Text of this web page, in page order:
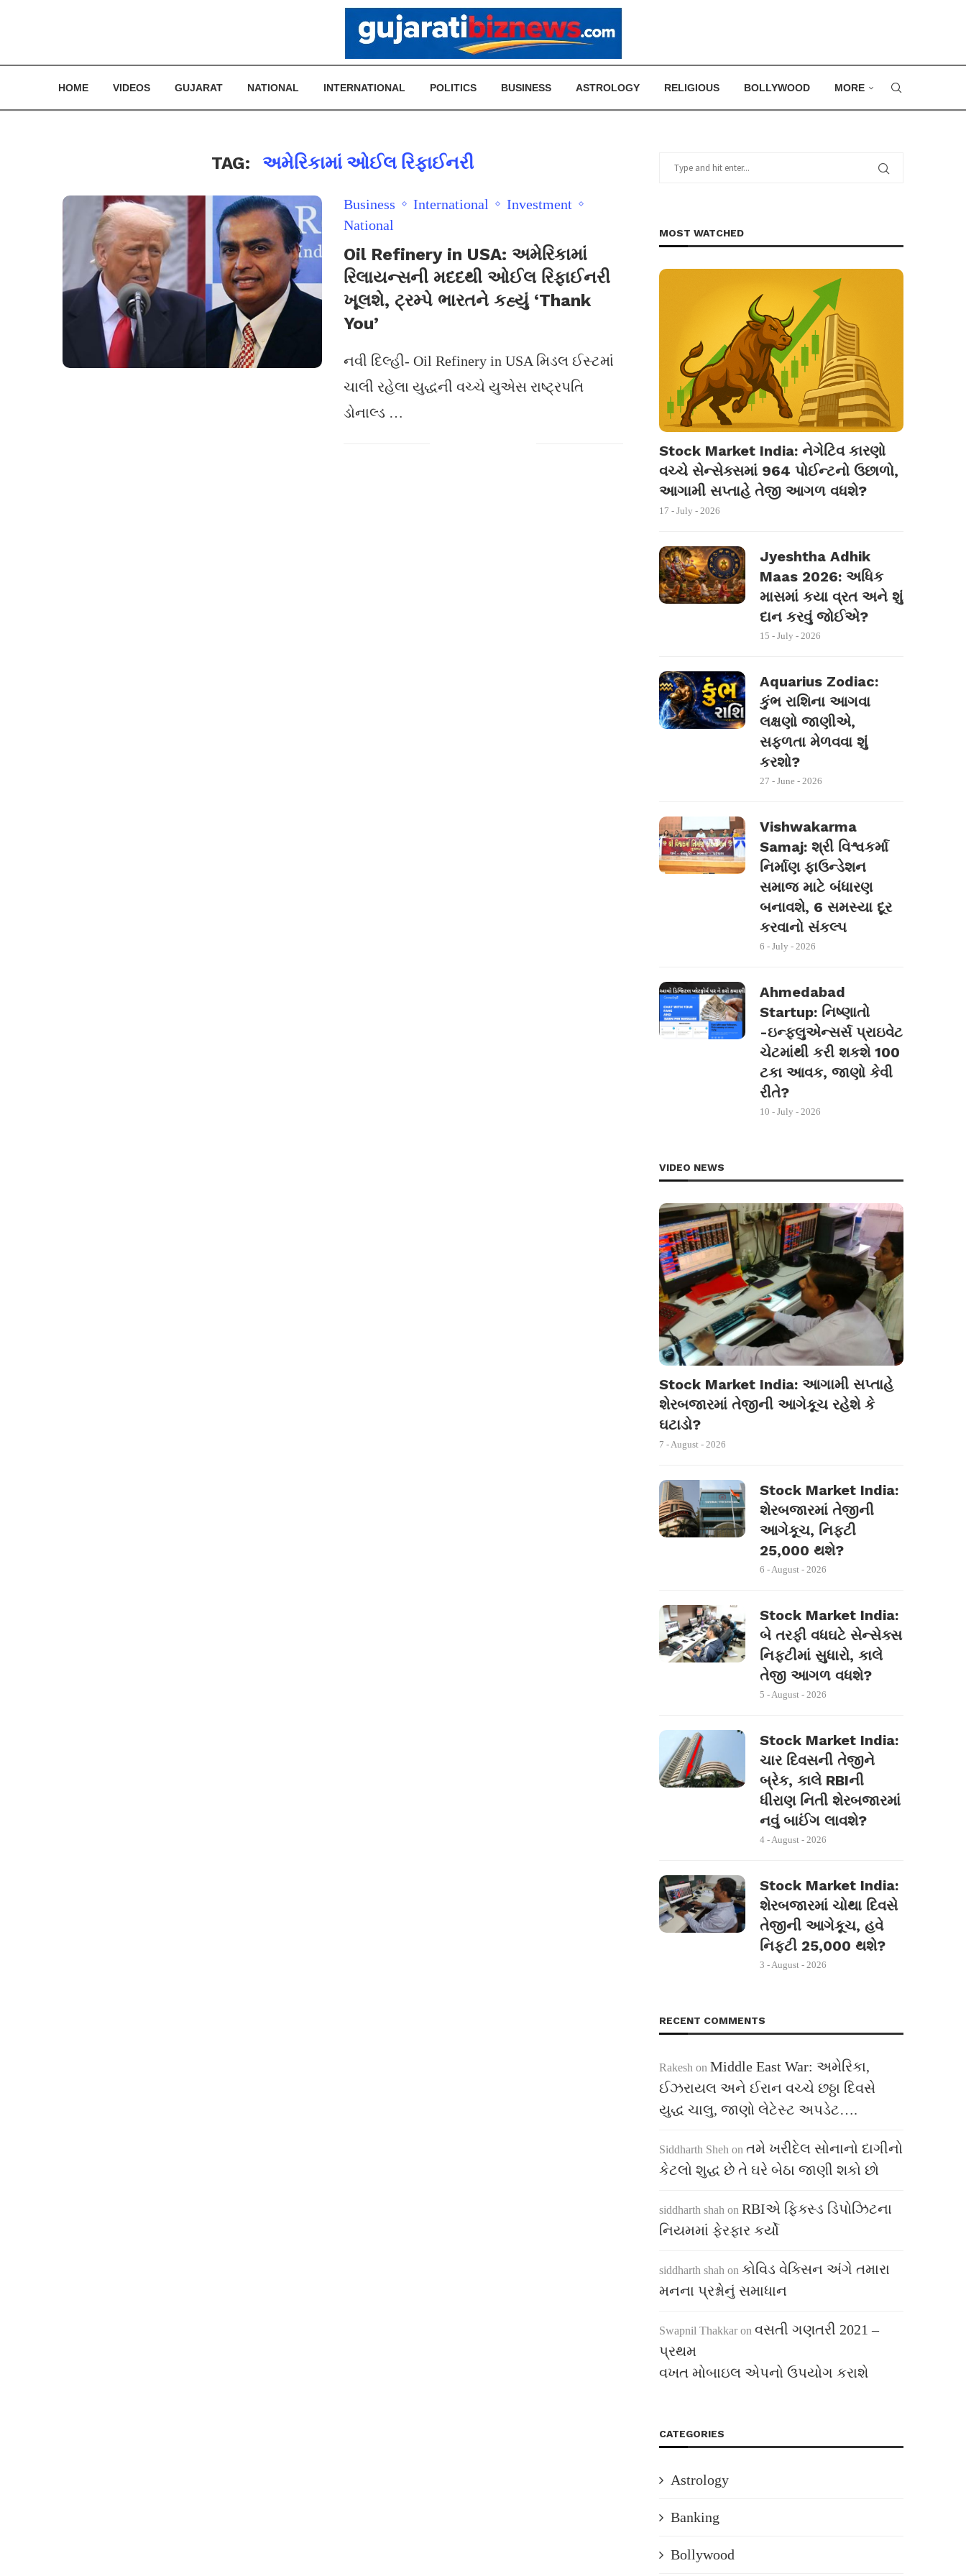
HOME VIDEOS GUJARAT NATIONAL INTERNATIONAL POLITICS BUSINESS ASTROLOGY RELIGIOUS BOLLYWOOD MORE
TAG: અમેરિકામાં ઓઈલ રિફાઈનરી
Business International
Investment
National
Oil Refinery in USA: અમેરિકામાં
રિલાયન્સની મદદથી ઓઈલ રિફાઈનરી
ખૂલશે, ટ્રમ્પે ભારતને કહ્યું ‘Thank
You’
નવી દિલ્હી- Oil Refinery in USA મિડલ ઈસ્ટમાં
ચાલી રહેલા યુદ્ધની વચ્ચે યુએસ રાષ્ટ્રપતિ
ડોનાલ્ડ …
MOST WATCHED
Stock Market India: નેગેટિવ કારણો
વચ્ચે સેન્સેક્સમાં 964 પોઈન્ટનો ઉછાળો,
આગામી સપ્તાહે તેજી આગળ વધશે?
17 - July - 2026
Jyeshtha Adhik
Maas 2026: અધિક
માસમાં કયા વ્રત અને શું
દાન કરવું જોઈએ?
15 - July - 2026
Aquarius Zodiac:
કુંભ રાશિના આગવા
લક્ષણો જાણીએ,
સફળતા મેળવવા શું
કરશો?
27 - June - 2026
Vishwakarma
Samaj: શ્રી વિશ્વકર્મા
નિર્માણ ફાઉન્ડેશન
સમાજ માટે બંધારણ
બનાવશે, 6 સમસ્યા દૂર
કરવાનો સંકલ્પ
6 - July - 2026
Ahmedabad
Startup: નિષ્ણાતો
-ઇન્ફ્લુએન્સર્સ પ્રાઇવેટ
ચેટમાંથી કરી શકશે 100
ટકા આવક, જાણો કેવી
રીતે?
10 - July - 2026
VIDEO NEWS
Stock Market India: આગામી સપ્તાહે
શેરબજારમાં તેજીની આગેકૂચ રહેશે કે
ઘટાડો?
7 - August - 2026
Stock Market India:
શેરબજારમાં તેજીની
આગેકૂચ, નિફ્ટી
25,000 થશે?
6 - August - 2026
Stock Market India:
બે તરફી વધઘટે સેન્સેક્સ
નિફ્ટીમાં સુધારો, કાલે
તેજી આગળ વધશે?
5 - August - 2026
Stock Market India:
ચાર દિવસની તેજીને
બ્રેક, કાલે RBIની
ધીરાણ નિતી શેરબજારમાં
નવું બાઈંગ લાવશે?
4 - August - 2026
Stock Market India:
શેરબજારમાં ચોથા દિવસે
તેજીની આગેકૂચ, હવે
નિફ્ટી 25,000 થશે?
3 - August - 2026
RECENT COMMENTS
Rakesh on Middle East War: અમેરિકા,
ઈઝરાયલ અને ઈરાન વચ્ચે છઠ્ઠા દિવસે
યુદ્ધ ચાલુ, જાણો લેટેસ્ટ અપડેટ….
Siddharth Sheh on તમે ખરીદેલ સોનાનો દાગીનો
કેટલો શુદ્ધ છે તે ઘરે બેઠા જાણી શકો છો
siddharth shah on RBIએ ફિક્સ્ડ ડિપોઝિટના
નિયમમાં ફેરફાર કર્યો
siddharth shah on કોવિડ વેક્સિન અંગે તમારા
મનના પ્રશ્નોનું સમાધાન
Swapnil Thakkar on વસતી ગણતરી 2021 –
પ્રથમ
વખત મોબાઇલ એપનો ઉપયોગ કરાશે
CATEGORIES
Astrology
Banking
Bollywood